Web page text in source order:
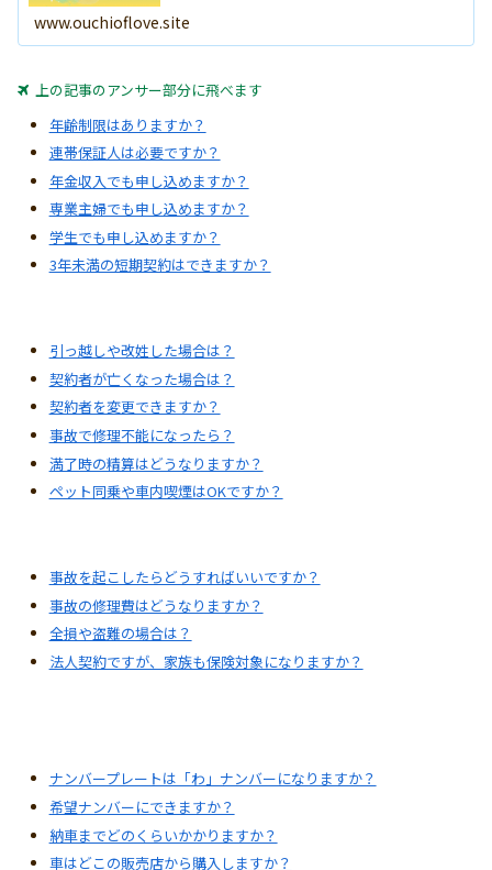
の流れ、車選び、料金、保険...
www.ouchioflove.site
上の記事のアンサー部分に飛べます
年齢制限はありますか？
連帯保証人は必要ですか？
年金収入でも申し込めますか？
専業主婦でも申し込めますか？
学生でも申し込めますか？
3年未満の短期契約はできますか？
引っ越しや改姓した場合は？
契約者が亡くなった場合は？
契約者を変更できますか？
事故で修理不能になったら？
満了時の精算はどうなりますか？
ペット同乗や車内喫煙はOKですか？
事故を起こしたらどうすればいいですか？
事故の修理費はどうなりますか？
全損や盗難の場合は？
法人契約ですが、家族も保険対象になりますか？
ナンバープレートは「わ」ナンバーになりますか？
希望ナンバーにできますか？
納車までどのくらいかかりますか？
車はどこの販売店から購入しますか？